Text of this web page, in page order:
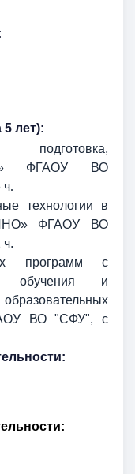
лет):
подготовка,
ФГАОУ ВО
ч.
технологии в
ФГАОУ ВО
ч.
программ с
обучения и
ВО "СФУ", с